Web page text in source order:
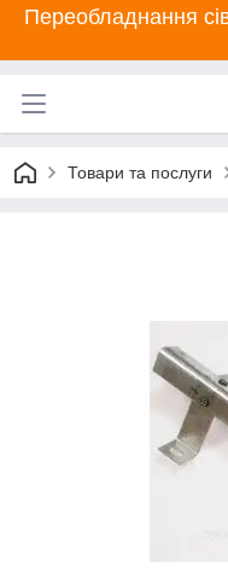
Переобладнання
Товари та послуги